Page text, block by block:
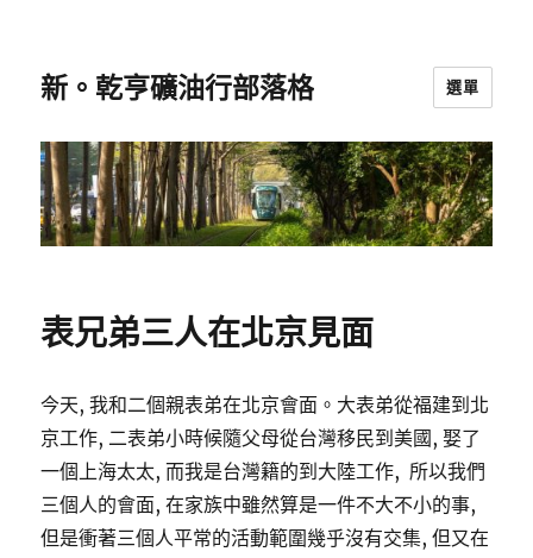
新。乾亨礦油行部落格 選單
表兄弟三人在北京見面
今天, 我和二個親表弟在北京會面。大表弟從福建到北
京工作, 二表弟小時候隨父母從台灣移民到美國, 娶了
一個上海太太, 而我是台灣籍的到大陸工作, 所以我們
三個人的會面, 在家族中雖然算是一件不大不小的事,
但是衝著三個人平常的活動範圍幾乎沒有交集, 但又在